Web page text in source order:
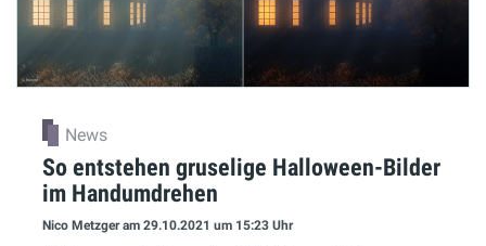
News
So entstehen gruselige Halloween-Bilder
im Handumdrehen
Nico Metzgeram 29.10.2021 um 15:23 Uhr